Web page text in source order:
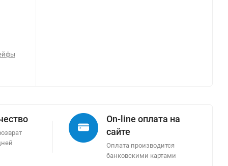
On-line оплата на
сайте
Оплата производится
банковскими картами